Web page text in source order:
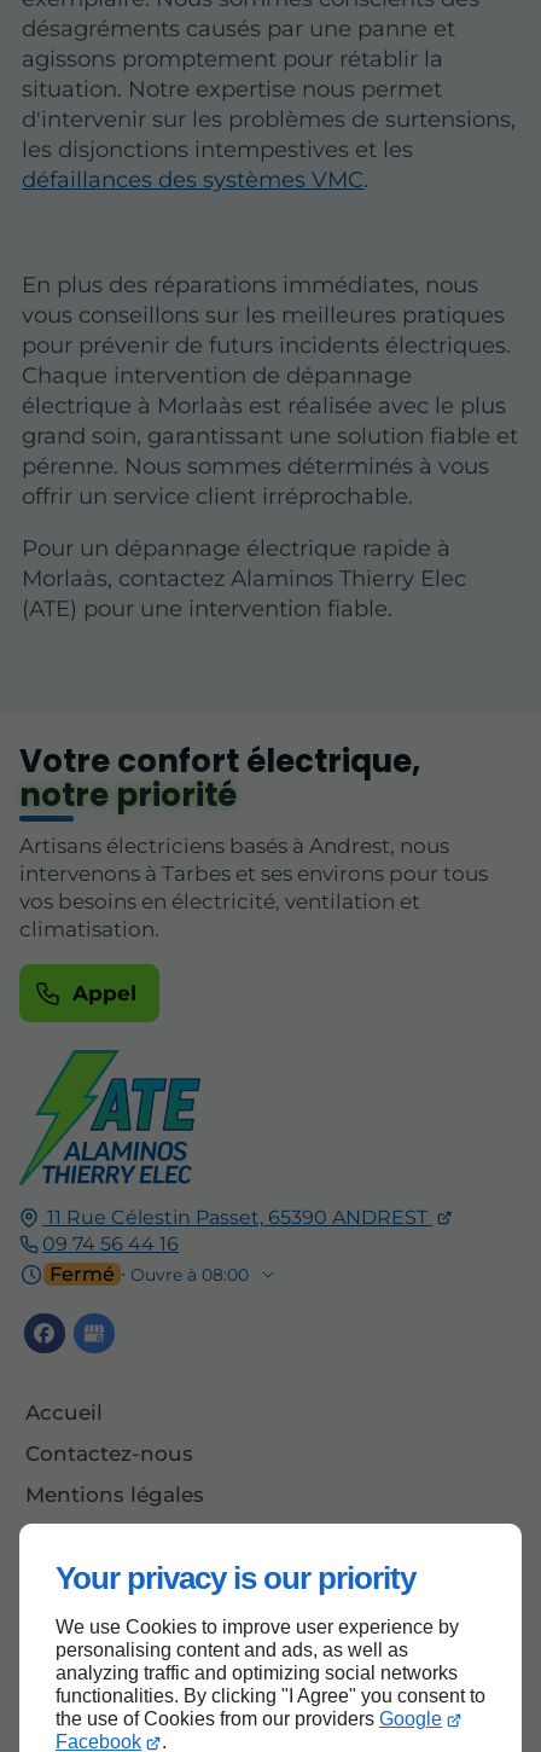
Your privacy is our priority
We use Cookies to improve user experience by
personalising content and ads, as well as
analyzing traffic and optimizing social networks
functionalities. By clicking "I Agree" you consent to
the use of Cookies from our providers Google
Facebook
.
désagréments causés par une panne et
agissons promptement pour rétablir la
situation. Notre expertise nous permet
d'intervenir sur les problèmes de surtensions,
les disjonctions intempestives et les
défaillances des systèmes VMC.
En plus des réparations immédiates, nous
vous conseillons sur les meilleures pratiques
pour prévenir de futurs incidents électriques.
Chaque intervention de dépannage
électrique à Morlaàs est réalisée avec le plus
grand soin, garantissant une solution fiable et
pérenne. Nous sommes déterminés à vous
offrir un service client irréprochable.
Pour un dépannage électrique rapide à
Morlaàs, contactez Alaminos Thierry Elec
(ATE) pour une intervention fiable.
11 Rue Célestin Passet, 65390 ANDREST
09 74 56 44 16
Fermé ⋅ Ouvre à 08:00
Accueil
Contactez-nous
Mentions légales
Votre confort électrique,
notre priorité
Artisans électriciens basés à Andrest, nous
intervenons à Tarbes et ses environs pour tous
vos besoins en électricité, ventilation et
climatisation.
Appel
Haut de page